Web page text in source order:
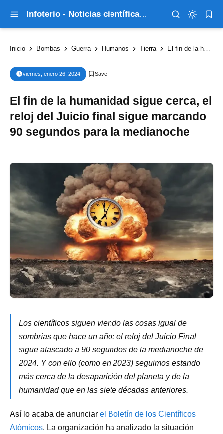
Infoterio - Noticias científicas que explican el mundo
Inicio Bombas Guerra Humanos Tierra El fin de la humanidad sigue cerca, el reloj del Juicio final sigue marcando 90 segundos para la medianoche
viernes, enero 26, 2024
El fin de la humanidad sigue cerca, el
reloj del Juicio final sigue marcando
90 segundos para la medianoche
Los científicos siguen viendo las cosas igual de
sombrías que hace un año: el reloj del Juicio Final
sigue atascado a 90 segundos de la medianoche de
2024. Y con ello (como en 2023) seguimos estando
más cerca de la desaparición del planeta y de la
humanidad que en las siete décadas anteriores.
Así lo acaba de anunciar el Boletín de los Científicos
Atómicos. La organización ha analizado la situación